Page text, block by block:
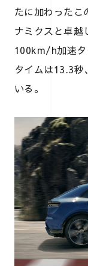
たに加わったこ
ナミクスと卓越
100km/h加速
タイムは13.3
いる。